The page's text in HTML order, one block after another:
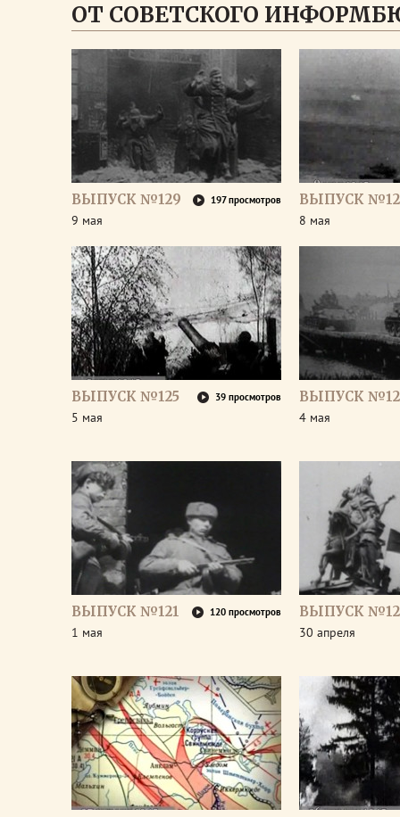
ОТ СОВЕТСКОГО
ВЫПУСК №129 197 просмотров
9 мая
ВЫПУСК
8 мая
ВЫПУСК №125 39 просмотров
5 мая
ВЫПУСК
4 мая
ВЫПУСК №121 120 просмотров
1 мая
ВЫПУСК
30 апреля